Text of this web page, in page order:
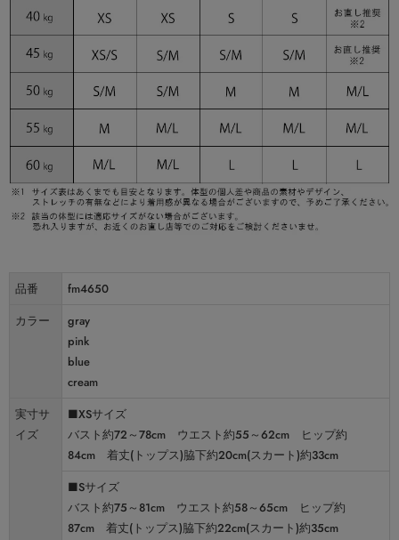
品番
fm4650
カラー
gray
pink
blue
cream
実寸サ
イズ
■XSサイズ
バスト約72～78cm ウエスト約55～62cm ヒップ約
84cm 着丈(トップス)脇下約20cm(スカート)約33cm
■Sサイズ
バスト約75～81cm ウエスト約58～65cm ヒップ約
87cm 着丈(トップス)脇下約22cm(スカート)約35cm